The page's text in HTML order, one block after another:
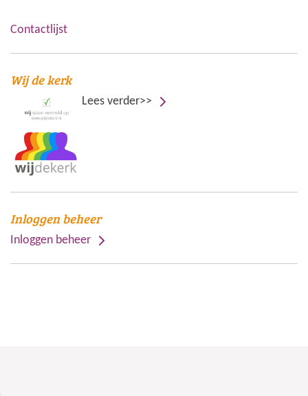
Contactlijst
Wij de kerk
Lees verder>>
Inloggen beheer
Inloggen beheer